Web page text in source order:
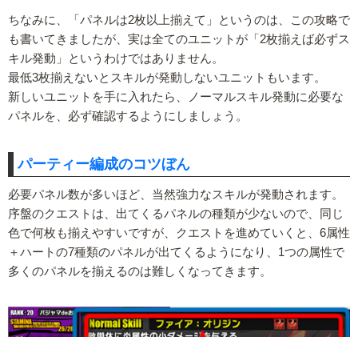
ちなみに、「パネルは2枚以上揃えて」というのは、この攻略で
も書いてきましたが、実は全てのユニットが「2枚揃えば必ずス
キル発動」というわけではありません。
最低3枚揃えないとスキルが発動しないユニットもいます。
新しいユニットを手に入れたら、ノーマルスキル発動に必要な
パネルを、必ず確認するようにしましょう。
パーティー編成のコツぼん
必要パネル数が多いほど、当然強力なスキルが発動されます。
序盤のクエストは、出てくるパネルの種類が少ないので、同じ
色で何枚も揃えやすいですが、クエストを進めていくと、6属性
＋ハートの7種類のパネルが出てくるようになり、1つの属性で
多くのパネルを揃えるのは難しくなってきます。